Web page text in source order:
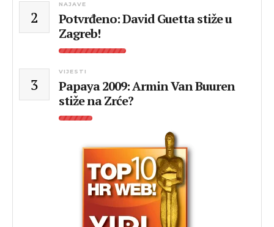
2
NAJAVE
Potvrđeno: David Guetta stiže u
Zagreb!
3
VIJESTI
Papaya 2009: Armin Van Buuren
stiže na Zrće?